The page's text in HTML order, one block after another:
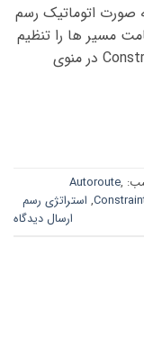
صورت اتوماتیک رسم
مسیر ها را تنظیم
نمود. برای این کار ابتدا وارد صفحه ی Constraint در منوی
Autoroute,
, استراتژی رسم
ارسال دیدگاه